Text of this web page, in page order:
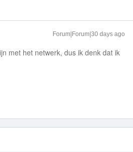
Forum|Forum|30 days ago
met het netwerk, dus ik denk dat ik